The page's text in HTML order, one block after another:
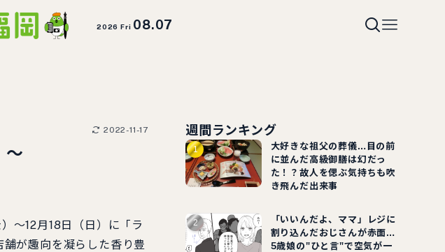
2026 Fri 08.07
2022-11-17
～
～12月18日（日）に「ラ
が趣向を凝らした香り豊
週間ランキング
大好きな祖父の葬儀…目の前
に並んだ高級御膳は幻だっ
た！？故人を偲ぶ気持ちも吹
き飛んだ出来事
「いいんだよ、ママ」レジに
割り込んだおじさんが赤面…
5歳娘の"ひと言"で空気が一